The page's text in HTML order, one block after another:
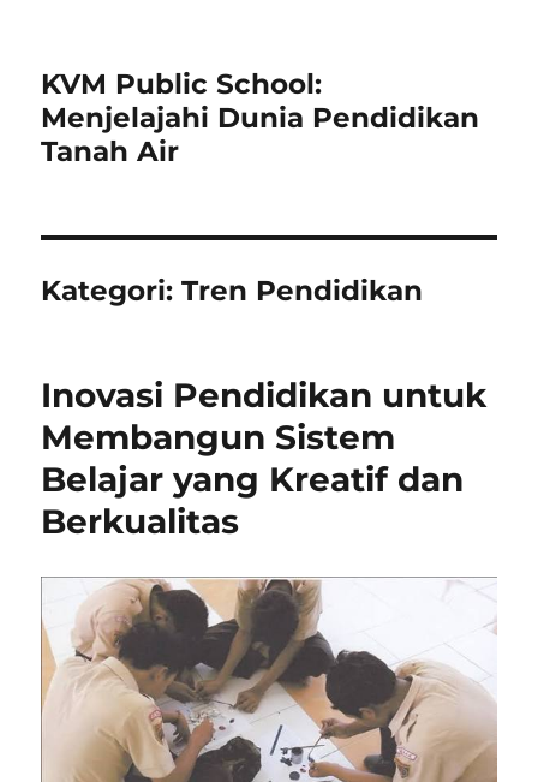
KVM Public School:
Menjelajahi Dunia Pendidikan
Tanah Air
Kategori:Tren Pendidikan
Inovasi Pendidikan untuk
Membangun Sistem
Belajar yang Kreatif dan
Berkualitas